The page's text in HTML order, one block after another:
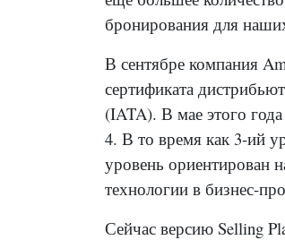
бронирования для
В сентябре компания
сертификата
(IATA). В мае этого
4. В то время как 3-ий
уровень ориентирован
технологии в бизнес-
Сейчас версию Selling